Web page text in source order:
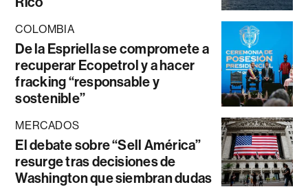
COLOMBIA
De la Espriella se compromete a
recuperar Ecopetrol y a hacer
fracking “responsable y
sostenible”
MERCADOS
El debate sobre “Sell América”
resurge tras decisiones de
Washington que siembran dudas